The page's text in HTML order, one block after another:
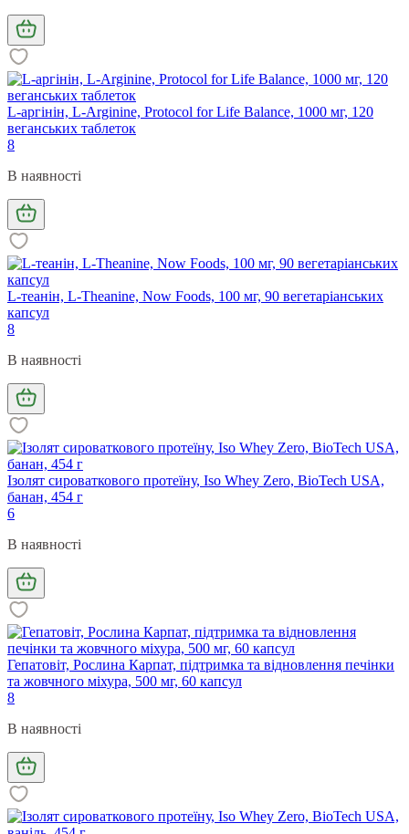
L-аргінін, L-Arginine, Protocol for Life Balance, 1000 мг, 120
веганських таблеток
8
В наявності
L-теанін, L-Theanine, Now Foods, 100 мг, 90 вегетаріанських
капсул
8
В наявності
Ізолят сироваткового протеїну, Iso Whey Zero, BioTech USA,
банан, 454 г
6
В наявності
Гепатовіт, Рослина Карпат, підтримка та відновлення печінки
та жовчного міхура, 500 мг, 60 капсул
8
В наявності